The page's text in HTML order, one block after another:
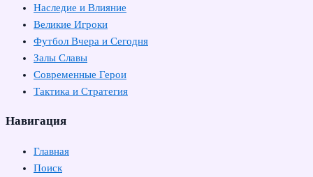
Наследие и Влияние
Великие Игроки
Футбол Вчера и Сегодня
Залы Славы
Современные Герои
Тактика и Стратегия
Навигация
Главная
Поиск